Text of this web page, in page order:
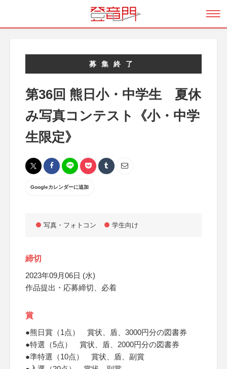
募集終了
第36回 熊日小・中学生 夏休
み写真コンテスト《小・中学
生限定》
Googleカレンダーに追加
写真・フォトコン 学生向け
締切
2023年09月06日 (水)
作品提出・応募締切、必着
賞
●熊日賞（1点） 賞状、盾、3000円分の図書券
●特選（5点） 賞状、盾、2000円分の図書券
●準特選（10点） 賞状、盾、副賞